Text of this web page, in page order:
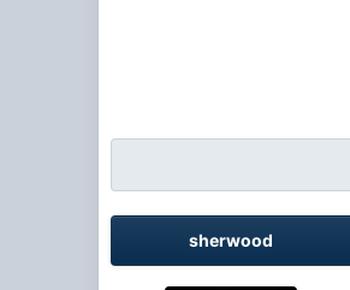
sherwood